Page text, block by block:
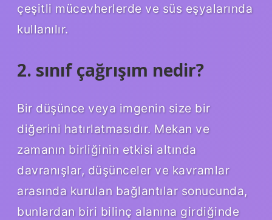
çeşitli mücevherlerde ve süs eşyalarında
kullanılır.
2. sınıf çağrışım nedir?
Bir düşünce veya imgenin size bir
diğerini hatırlatmasıdır. Mekan ve
zamanın birliğinin etkisi altında
davranışlar, düşünceler ve kavramlar
arasında kurulan bağlantılar sonucunda,
bunlardan biri bilinç alanına girdiğinde